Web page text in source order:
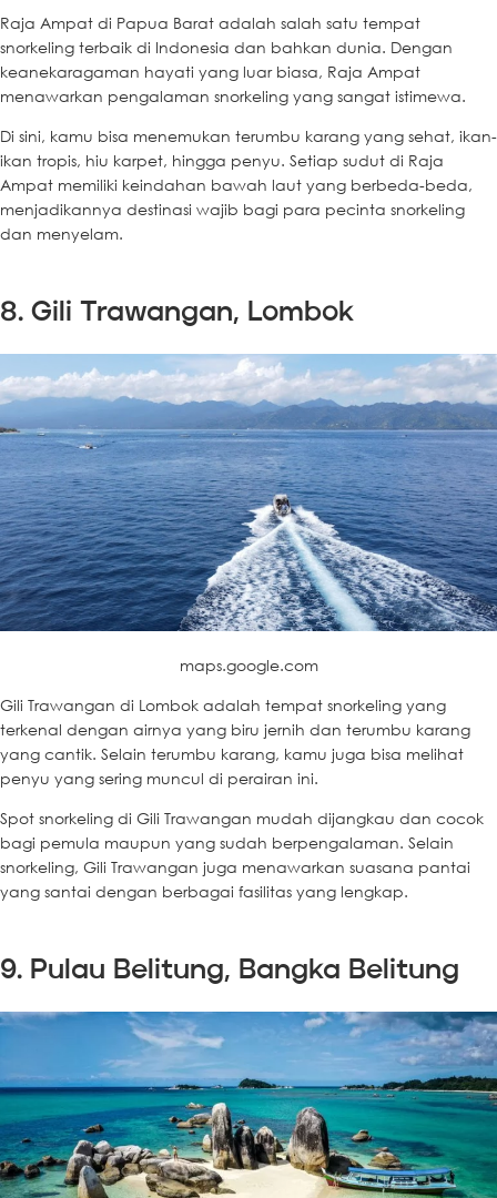
Raja Ampat di Papua Barat adalah salah satu tempat
snorkeling terbaik di Indonesia dan bahkan dunia. Dengan
keanekaragaman hayati yang luar biasa, Raja Ampat
menawarkan pengalaman snorkeling yang sangat istimewa.
Di sini, kamu bisa menemukan terumbu karang yang sehat, ikan-
ikan tropis, hiu karpet, hingga penyu. Setiap sudut di Raja
Ampat memiliki keindahan bawah laut yang berbeda-beda,
menjadikannya destinasi wajib bagi para pecinta snorkeling
dan menyelam.
8. Gili Trawangan, Lombok
maps.google.com
Gili Trawangan di Lombok adalah tempat snorkeling yang
terkenal dengan airnya yang biru jernih dan terumbu karang
yang cantik. Selain terumbu karang, kamu juga bisa melihat
penyu yang sering muncul di perairan ini.
Spot snorkeling di Gili Trawangan mudah dijangkau dan cocok
bagi pemula maupun yang sudah berpengalaman. Selain
snorkeling, Gili Trawangan juga menawarkan suasana pantai
yang santai dengan berbagai fasilitas yang lengkap.
9. Pulau Belitung, Bangka Belitung